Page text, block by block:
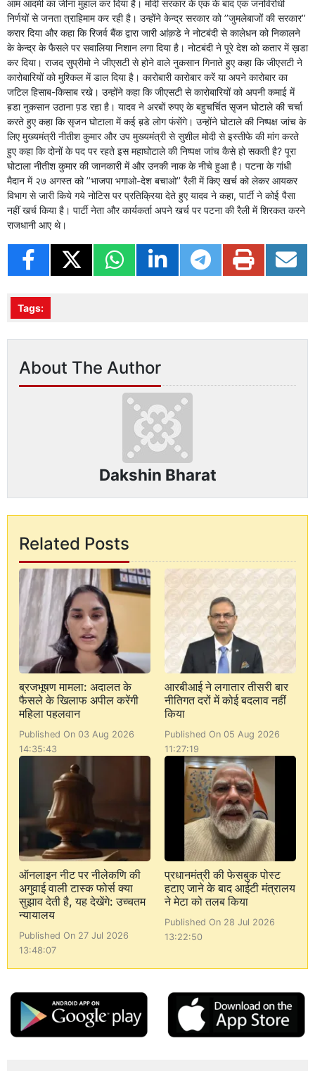
आम आदमी का जीना मुहाल कर दिया है। मोदी सरकार के एक के बाद एक जनविरोधी
निर्णयों से जनता त्राहिमाम कर रही है। उन्होंने केन्द्र सरकार को ’’जुमलेबाजों की सरकार’’
करार दिया और कहा कि रिजर्व बैंक द्वारा जारी आंक़डे ने नोटबंदी से कालेधन को निकालने
के केन्द्र के फैसले पर सवालिया निशान लगा दिया है। नोटबंदी ने पूरे देश को कतार में ख़डा
कर दिया। राजद सुप्रीमो ने जीएसटी से होने वाले नुकसान गिनाते हुए कहा कि जीएसटी ने
कारोबारियों को मुश्किल में डाल दिया है। कारोबारी कारोबार करें या अपने कारोबार का
जटिल हिसाब-किसाब रखे। उन्होंने कहा कि जीएसटी से कारोबारियों को अपनी कमाई में
ब़डा नुकसान उठाना प़ड रहा है। यादव ने अरबों रुपए के बहुचर्चित सृजन घोटाले की चर्चा
करते हुए कहा कि सृजन घोटाला में कई ब़डे लोग फंसेंगे। उन्होंने घोटाले की निष्पक्ष जांच के
लिए मुख्यमंत्री नीतीश कुमार और उप मुख्यमंत्री से सुशील मोदी से इस्तीफे की मांग करते
हुए कहा कि दोनों के पद पर रहते इस महाघोटाले की निष्पक्ष जांच कैसे हो सकती है? पूरा
घोटाला नीतीश कुमार की जानकारी में और उनकी नाक के नीचे हुआ है। पटना के गांधी
मैदान में २७ अगस्त को ’’भाजपा भगाओ-देश बचाओ’’ रैली में किए खर्च को लेकर आयकर
विभाग से जारी किये गये नोटिस पर प्रतिक्रिया देते हुए यादव ने कहा, पार्टी ने कोई पैसा
नहीं खर्च किया है। पार्टी नेता और कार्यकर्ता अपने खर्च पर पटना की रैली में शिरकत करने
राजधानी आए थे।
Tags:
About The Author
Dakshin Bharat
Related Posts
ब्रजभूषण मामला: अदालत के
फैसले के खिलाफ अपील करेंगी
महिला पहलवान
Published On 03 Aug 2026
14:35:43
आरबीआई ने लगातार तीसरी बार
नीतिगत दरों में कोई बदलाव नहीं
किया
Published On 05 Aug 2026
11:27:19
ऑनलाइन नीट पर नीलेकणि की
अगुवाई वाली टास्क फोर्स क्या
सुझाव देती है, यह देखेंगे: उच्चतम
न्यायालय
Published On 27 Jul 2026
13:48:07
प्रधानमंत्री की फेसबुक पोस्ट
हटाए जाने के बाद आईटी मंत्रालय
ने मेटा को तलब किया
Published On 28 Jul 2026
13:22:50